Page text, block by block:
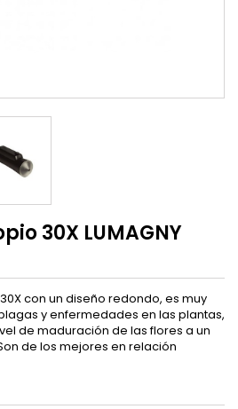
30X LUMAGNY
con un diseño redondo, es muy
y enfermedades en las plantas,
de maduración de las flores a un
de los mejores en relación